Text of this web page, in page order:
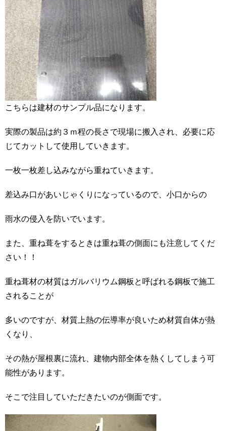
こちらは建材のサンプル品になります。
実際の製品は約３ｍ程の長さで現場に搬入され、必要に応
じてカットして使用していきます。
一枚一枚差し込みながら重ねていきます。
差込み口があいじゃくりになっているので、小口からの
雨水の侵入を防いでいます。
また、重ね葺をするときは重ね葺の側面にも注意してくだ
さい！！
重ね葺材の材質はガルバリウム鋼板と呼ばれる鋼板で施工
されることが
多いのですが、材質上熱の伝導率が良いため材質自体が熱
くなり、
その熱が屋根裏に流れ、建物内部全体を熱くしてしまう可
能性があります。
そこで注目していただきたいのが側面です。